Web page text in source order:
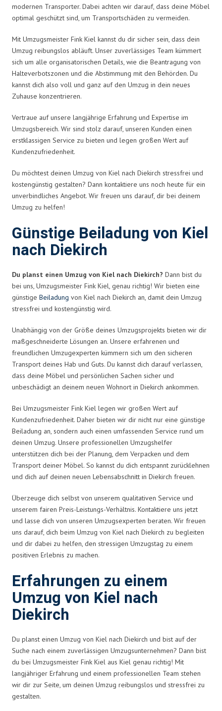
modernen Transporter. Dabei achten wir darauf, dass deine Möbel
optimal geschützt sind, um Transportschäden zu vermeiden.
Mit Umzugsmeister Fink Kiel kannst du dir sicher sein, dass dein
Umzug reibungslos abläuft. Unser zuverlässiges Team kümmert
sich um alle organisatorischen Details, wie die Beantragung von
Halteverbotszonen und die Abstimmung mit den Behörden. Du
kannst dich also voll und ganz auf den Umzug in dein neues
Zuhause konzentrieren.
Vertraue auf unsere langjährige Erfahrung und Expertise im
Umzugsbereich. Wir sind stolz darauf, unseren Kunden einen
erstklassigen Service zu bieten und legen großen Wert auf
Kundenzufriedenheit.
Du möchtest deinen Umzug von Kiel nach Diekirch stressfrei und
kostengünstig gestalten? Dann kontaktiere uns noch heute für ein
unverbindliches Angebot. Wir freuen uns darauf, dir bei deinem
Umzug zu helfen!
Günstige Beiladung von Kiel
nach Diekirch
Du planst einen Umzug von Kiel nach Diekirch? Dann bist du
bei uns, Umzugsmeister Fink Kiel, genau richtig! Wir bieten eine
günstige Beiladung von Kiel nach Diekirch an, damit dein Umzug
stressfrei und kostengünstig wird.
Unabhängig von der Größe deines Umzugsprojekts bieten wir dir
maßgeschneiderte Lösungen an. Unsere erfahrenen und
freundlichen Umzugexperten kümmern sich um den sicheren
Transport deines Hab und Guts. Du kannst dich darauf verlassen,
dass deine Möbel und persönlichen Sachen sicher und
unbeschädigt an deinem neuen Wohnort in Diekirch ankommen.
Bei Umzugsmeister Fink Kiel legen wir großen Wert auf
Kundenzufriedenheit. Daher bieten wir dir nicht nur eine günstige
Beiladung an, sondern auch einen umfassenden Service rund um
deinen Umzug. Unsere professionellen Umzugshelfer
unterstützen dich bei der Planung, dem Verpacken und dem
Transport deiner Möbel. So kannst du dich entspannt zurücklehnen
und dich auf deinen neuen Lebensabschnitt in Diekirch freuen.
Überzeuge dich selbst von unserem qualitativen Service und
unserem fairen Preis-Leistungs-Verhältnis. Kontaktiere uns jetzt
und lasse dich von unseren Umzugsexperten beraten. Wir freuen
uns darauf, dich beim Umzug von Kiel nach Diekirch zu begleiten
und dir dabei zu helfen, den stressigen Umzugstag zu einem
positiven Erlebnis zu machen.
Erfahrungen zu einem
Umzug von Kiel nach
Diekirch
Du planst einen Umzug von Kiel nach Diekirch und bist auf der
Suche nach einem zuverlässigen Umzugsunternehmen? Dann bist
du bei Umzugsmeister Fink Kiel aus Kiel genau richtig! Mit
langjähriger Erfahrung und einem professionellen Team stehen
wir dir zur Seite, um deinen Umzug reibungslos und stressfrei zu
gestalten.